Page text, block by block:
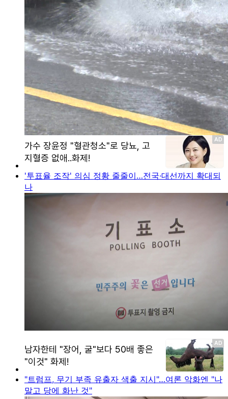
'투표율 조작' 의심 정황 줄줄이…전국·대선까지 확대되
나
"트럼프, 무기 부족 유출자 색출 지시"…여론 악화엔 "나
말고 당에 화난 것"